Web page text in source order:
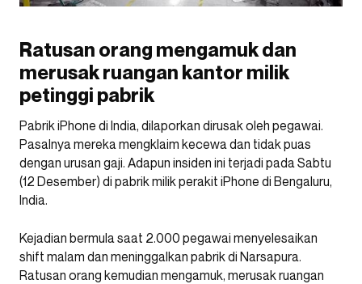
Ratusan orang mengamuk dan
merusak ruangan kantor milik
petinggi pabrik
Pabrik iPhone di India, dilaporkan dirusak oleh pegawai.
Pasalnya mereka mengklaim kecewa dan tidak puas
dengan urusan gaji. Adapun insiden ini terjadi pada Sabtu
(12 Desember) di pabrik milik perakit iPhone di Bengaluru,
India.
Kejadian bermula saat 2.000 pegawai menyelesaikan
shift malam dan meninggalkan pabrik di Narsapura.
Ratusan orang kemudian mengamuk, merusak ruangan